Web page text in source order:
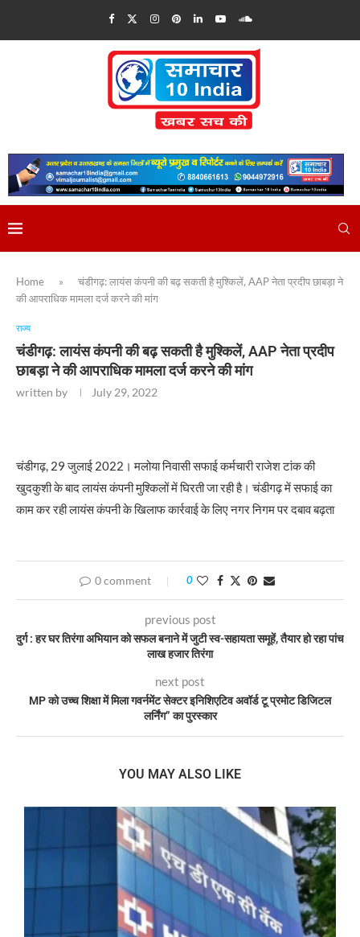
Home »
चंडीगढ़: लायंस कंपनी की बढ़ सकती है मुश्किलें, AAP नेता प्रदीप छाबड़ा ने
की आपराधिक मामला दर्ज करने की मांग
राज्य
चंडीगढ़: लायंस कंपनी की बढ़ सकती है मुश्किलें, AAP नेता प्रदीप
छाबड़ा ने की आपराधिक मामला दर्ज करने की मांग
written by July 29, 2022
चंडीगढ़, 29 जुलाई 2022। मलोया निवासी सफाई कर्मचारी राजेश टांक की
खुदकुशी के बाद लायंस कंपनी मुश्किलों में घिरती जा रही है। चंडीगढ़ में सफाई का
काम कर रही लायंस कंपनी के खिलाफ कार्रवाई के लिए नगर निगम पर दबाव बढ़ता
0 comment 0
previous post
दुर्ग : हर घर तिरंगा अभियान को सफल बनाने में जुटी स्व-सहायता समूहें, तैयार हो रहा पांच
लाख हजार तिरंगा
next post
MP को उच्च शिक्षा में मिला गवर्नमेंट सेक्टर इनिशिएटिव अवॉर्ड टू प्रमोट डिजिटल
लर्निंग” का पुरस्कार
YOU MAY ALSO LIKE